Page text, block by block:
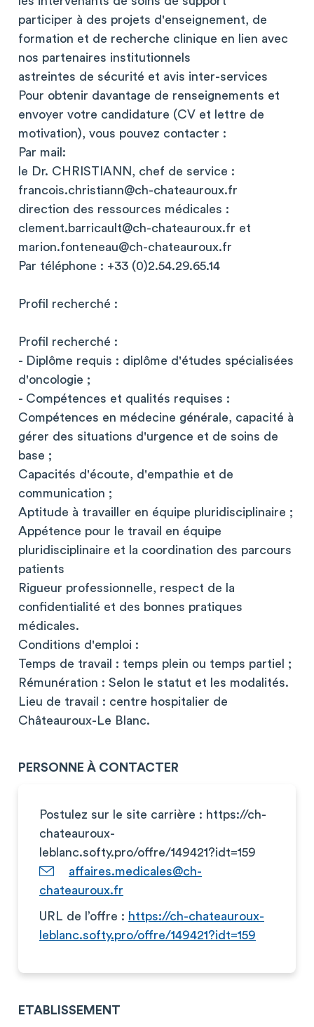
participer à des projets d'enseignement, de
formation et de recherche clinique en lien avec
nos partenaires institutionnels
astreintes de sécurité et avis inter-services
Pour obtenir davantage de renseignements et
envoyer votre candidature (CV et lettre de
motivation), vous pouvez contacter :
Par mail:
le Dr. CHRISTIANN, chef de service :
francois.christiann@ch-chateauroux.fr
direction des ressources médicales :
clement.barricault@ch-chateauroux.fr et
marion.fonteneau@ch-chateauroux.fr
Par téléphone : +33 (0)2.54.29.65.14
Profil recherché :
Profil recherché :
- Diplôme requis : diplôme d'études spécialisées
d'oncologie ;
- Compétences et qualités requises :
Compétences en médecine générale, capacité à
gérer des situations d'urgence et de soins de
base ;
Capacités d'écoute, d'empathie et de
communication ;
Aptitude à travailler en équipe pluridisciplinaire ;
Appétence pour le travail en équipe
pluridisciplinaire et la coordination des parcours
patients
Rigueur professionnelle, respect de la
confidentialité et des bonnes pratiques
médicales.
Conditions d'emploi :
Temps de travail : temps plein ou temps partiel ;
Rémunération : Selon le statut et les modalités.
Lieu de travail : centre hospitalier de
Châteauroux-Le Blanc.
PERSONNE À CONTACTER
Postulez sur le site carrière : https://ch-
chateauroux-
leblanc.softy.pro/offre/149421?idt=159
affaires.medicales@ch-
chateauroux.fr
URL de l’offre : https://ch-chateauroux-
leblanc.softy.pro/offre/149421?idt=159
ETABLISSEMENT